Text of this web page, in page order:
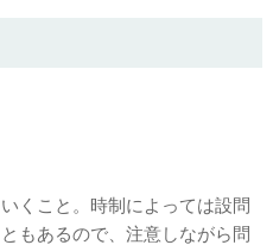
くこと。時制によっては設問
もあるので、注意しながら問